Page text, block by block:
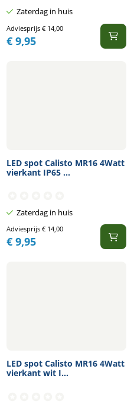
Zaterdag in huis
Adviesprijs €14,00
€9,95
LED spot Calisto MR16 4Watt
vierkant IP65 ...
Zaterdag in huis
Adviesprijs €14,00
€9,95
LED spot Calisto MR16 4Watt
vierkant wit I...